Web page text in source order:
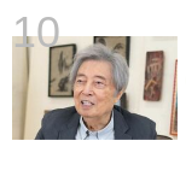
10